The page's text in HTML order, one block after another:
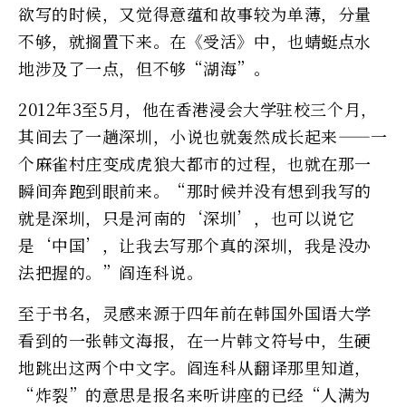
欲写的时候，又觉得意蕴和故事较为单薄，分量
不够，就搁置下来。在《受活》中，也蜻蜓点水
地涉及了一点，但不够“湖海”。
2012年3至5月，他在香港浸会大学驻校三个月，
其间去了一趟深圳，小说也就轰然成长起来——一
个麻雀村庄变成虎狼大都市的过程，也就在那一
瞬间奔跑到眼前来。“那时候并没有想到我写的
就是深圳，只是河南的‘深圳’，也可以说它
是‘中国’，让我去写那个真的深圳，我是没办
法把握的。”阎连科说。
至于书名，灵感来源于四年前在韩国外国语大学
看到的一张韩文海报，在一片韩文符号中，生硬
地跳出这两个中文字。阎连科从翻译那里知道，
“炸裂”的意思是报名来听讲座的已经“人满为